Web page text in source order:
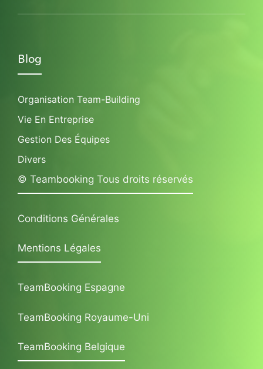
Blog
Organisation Team-Building
Vie En Entreprise
Gestion Des Équipes
Divers
© Teambooking Tous droits réservés
Conditions Générales
Mentions Légales
TeamBooking Espagne
TeamBooking Royaume-Uni
TeamBooking Belgique